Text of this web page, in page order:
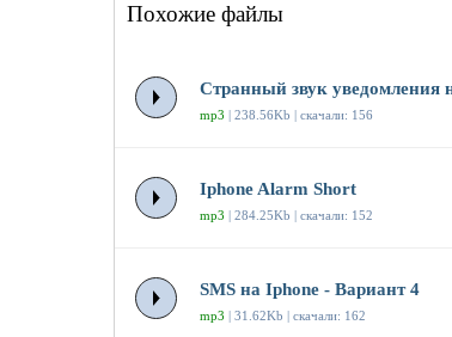
Похожие файлы
Странный звук уведомления
mp3 | 238.56Kb | скачали: 156
Iphone Alarm Short
mp3 | 284.25Kb | скачали: 152
SMS на Iphone - Вариант 4
mp3 | 31.62Kb | скачали: 162